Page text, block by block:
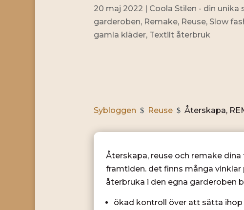
20 maj 2022 Coola Stilen - din unika
garderoben, Remake, Reuse, Slow
gamla kläder, Textilt återbruk
Sybloggen $ Reuse $ Återskapa,
Återskapa, reuse och remake
framtiden. det finns många
återbruka i den egna garderoben
ökad kontroll över att sätta